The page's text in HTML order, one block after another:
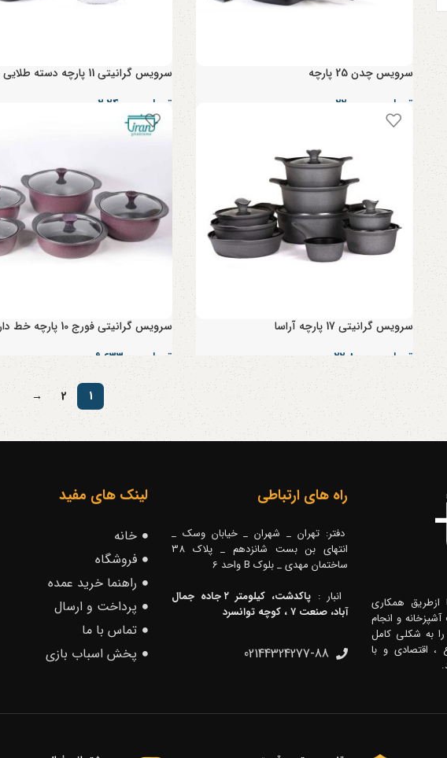
سرویس چدن 25 پارچه
تومان
سرویس گرانیتی 11 پارچه دسته طلایی pvd میلا
تومان
سرویس گرانیتی 17 پارچه آراسا
تومان۲۲,۸۰۰,۰۰۰
سرویس گرانیتی فورج 10 پارچه خط دار
تومان ۹,۶۳۳,۰۰۰
1
2
→
ازطریق همکاری
و انجام
به شکلی کامل
، اقتصادی و با
راه های ارتباطی
دفتر: تهران _ شهران _ خیابان وسک _
انتهای بن بست شانزدهم _ پلاک 38
ساختمان مهدی _ بلوک B واحد 6
انبار :
پاکدشت، کیلومتر ۲ جاده جمال
آباد، صنعت ۷ ، کوچه توانسرد
02144324277-88
لینک های مفید
خانه
فروشگاه
راهنما خرید عمده
پرداخت و ارسال
تماس با ما
پخش اسباب بازی